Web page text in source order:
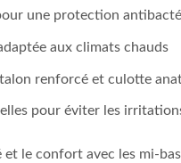
une protection
aux climats chauds
renforcé et culotte
pour éviter les
et le confort avec les mi-